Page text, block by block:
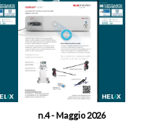
n.4 - Maggio 2026